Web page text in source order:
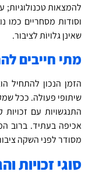
טכנולוגיות;
מסחריים כמו
גלויוֹת לציבור.
חייבים
הנכון להתחיל הוא
פעולה. ככל
עם זכויות
בעתיד. ברוב
לפני השקה ציבורית
זכויות